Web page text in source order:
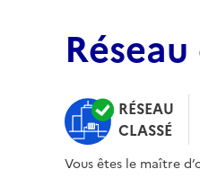
RÉSEAU
CLASSÉ
Vous êtes le maître